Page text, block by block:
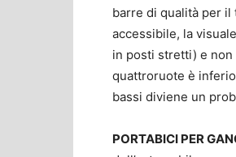
barre di qualità per
accessibile, la
in posti stretti) e non
quattroruote è
bassi diviene un
PORTABICI PER